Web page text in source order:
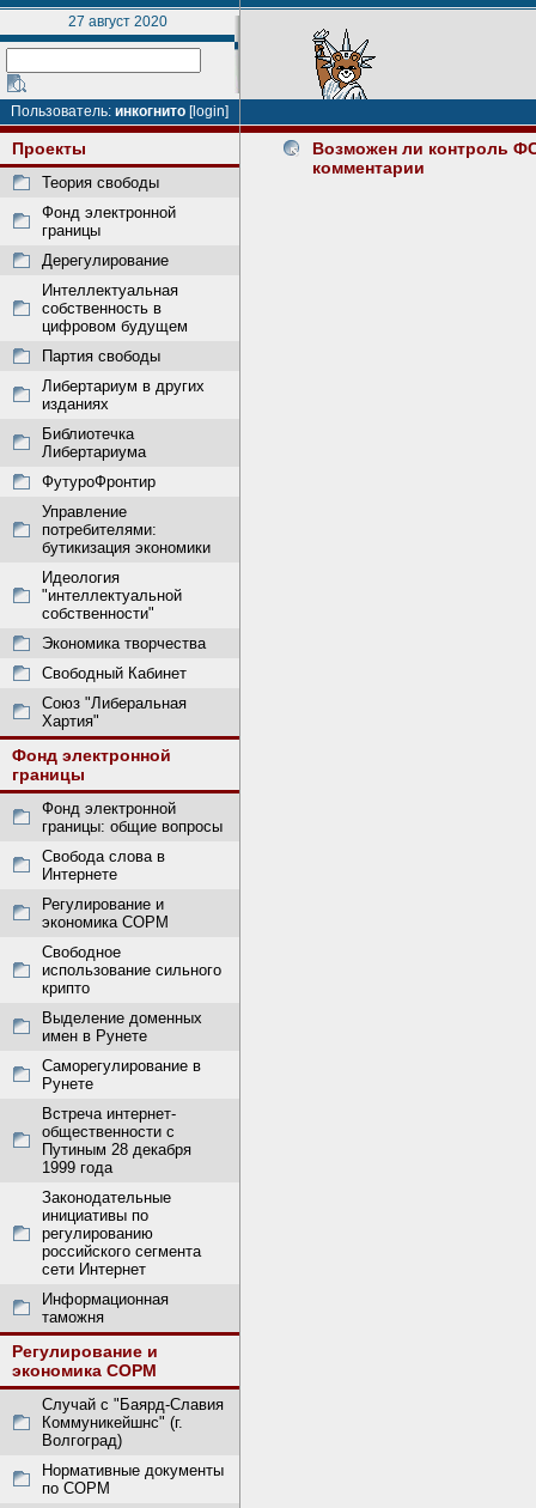
27 август 2020
Пользователь: инкогнито [login]
Проекты
Теория свободы
Фонд электронной
границы
Дерегулирование
Интеллектуальная
собственность в
цифровом будущем
Партия свободы
Либертариум в других
изданиях
Библиотечка
Либертариума
ФутуроФронтир
Управление
потребителями:
бутикизация экономики
Идеология
"интеллектуальной
собственности"
Экономика творчества
Свободный Кабинет
Союз "Либеральная
Хартия"
Фонд электронной
границы
Фонд электронной
границы: общие вопросы
Свобода слова в
Интернете
Регулирование и
экономика СОРМ
Свободное
использование сильного
крипто
Выделение доменных
имен в Рунете
Саморегулирование в
Рунете
Встреча интернет-
общественности с
Путиным 28 декабря
1999 года
Законодательные
инициативы по
регулированию
российского сегмента
сети Интернет
Информационная
таможня
Регулирование и
экономика СОРМ
Случай с "Баярд-Славия
Коммуникейшнс" (г.
Волгоград)
Нормативные документы
по СОРМ
Возможен ли контроль
комментарии